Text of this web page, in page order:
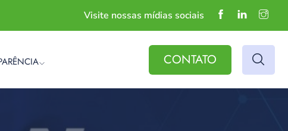
Visite nossas mídias sociais
CONTATO